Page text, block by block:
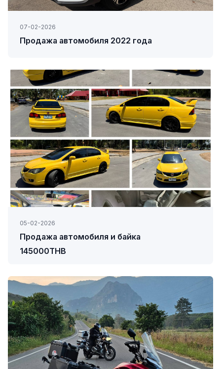
07-02-2026
Продажа автомобиля 2022 года
05-02-2026
Продажа автомобиля и байка
145000THB